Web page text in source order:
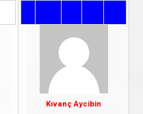
Kıvanç Aycibin